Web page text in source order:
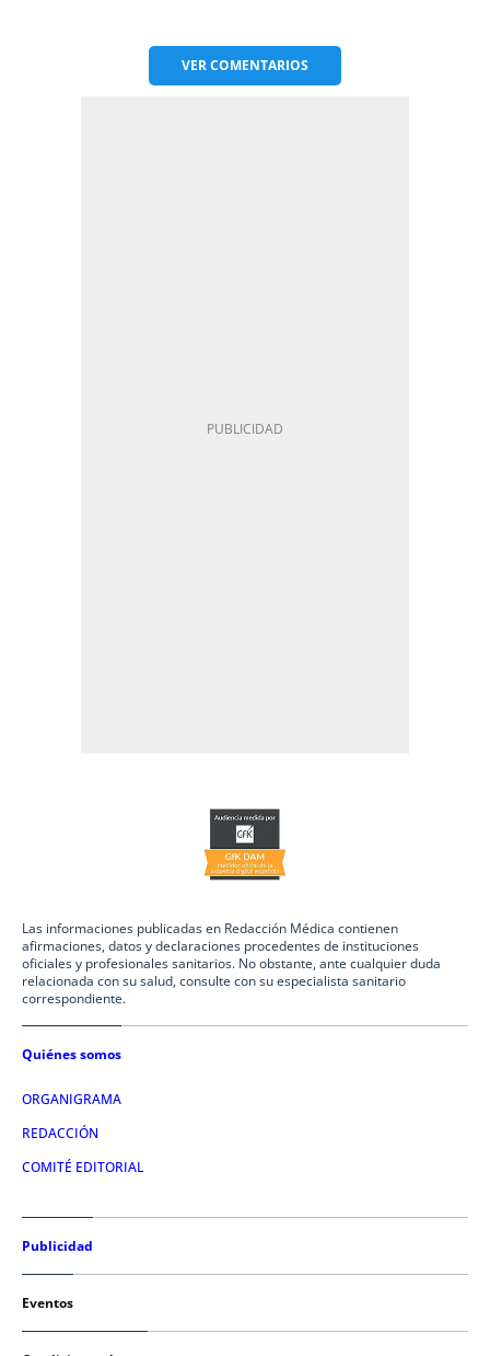
VERCOMENTARIOS
Las informaciones publicadas en Redacción Médica contienen
afirmaciones, datos y declaraciones procedentes de instituciones
oficiales y profesionales sanitarios. No obstante, ante cualquier duda
relacionada con su salud, consulte con su especialista sanitario
correspondiente.
Quiénes somos
ORGANIGRAMA
REDACCIÓN
COMITÉ EDITORIAL
Publicidad
Eventos